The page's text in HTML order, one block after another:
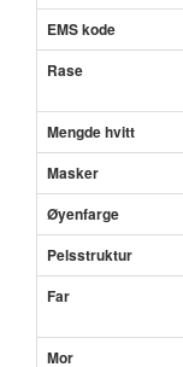
EMS kode
Rase
Mengde hvitt
Masker
Øyenfarge
Pelsstruktur
Far
Mor